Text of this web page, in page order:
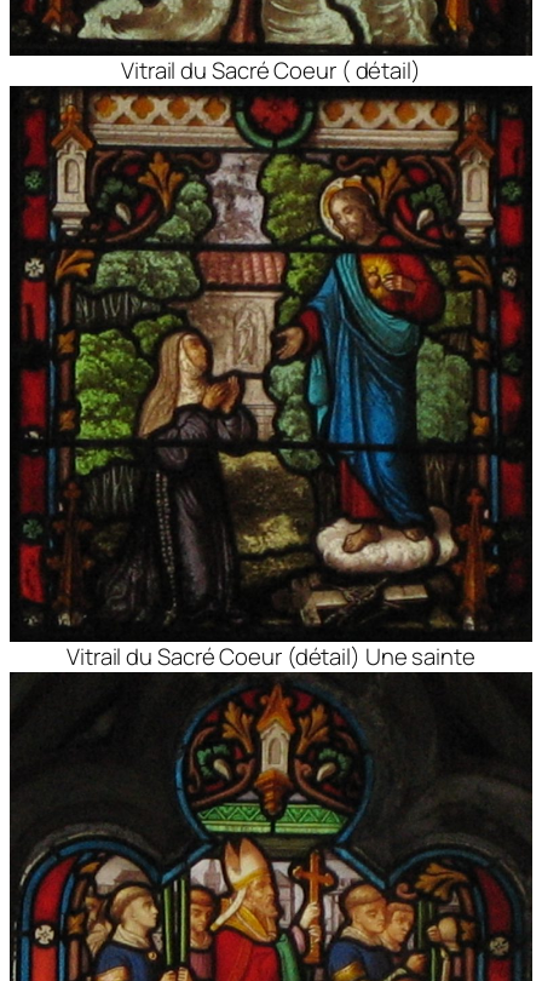
Vitrail du Sacré Coeur ( détail)
Vitrail du Sacré Coeur (détail) Une sainte